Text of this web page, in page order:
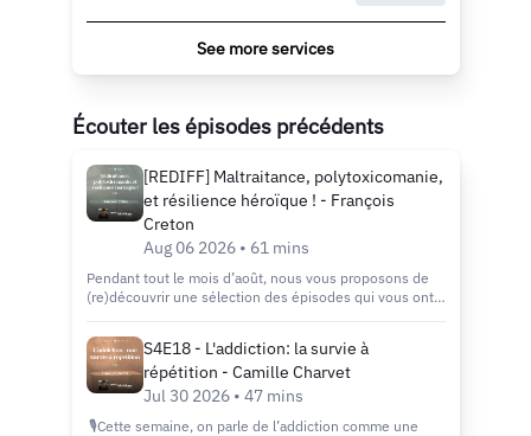
See more services
Écouter les épisodes précédents
[REDIFF] Maltraitance, polytoxicomanie,
et résilience héroïque ! - François
Creton
Aug 06 2026 • 61 mins
Pendant tout le mois d’août, nous vous proposons de
(re)découvrir une sélection des épisodes qui vous ont
témoignages forts, des échanges éclairants et des clés
de réflexion toujours aussi actuelles. Que vous soyez
fidèle auditeur ou que vous découvriez le podcast, c’est
l’occasion idéale de plonger dans les épisodes
et à tous, et bonne écoute ! 🎧☀️ Pour ouvrir cette série
S4E18 - L'addiction: la survie à
répétition - Camille Charvet
Jul 30 2026 • 47 mins
🎙Cette semaine, on parle de l’addiction comme une